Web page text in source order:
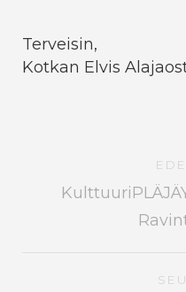
Terveisin,
Kotkan Elvis